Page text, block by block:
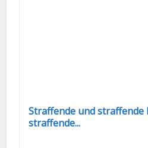
Straffende und straffende
straffende...